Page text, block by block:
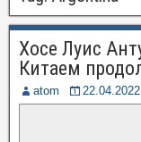
Хосе Луис
Китаем
atom 22.04.2022